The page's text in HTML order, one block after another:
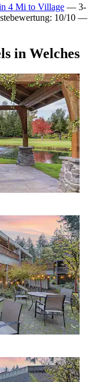
4 Mi to Village — 3-
10/10 —
in Welches